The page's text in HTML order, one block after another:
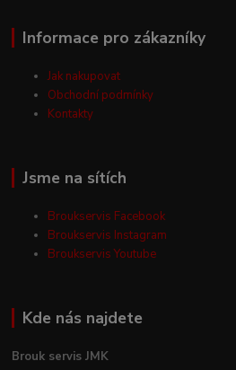
Informace pro zákazníky
Jak nakupovat
Obchodní podmínky
Kontakty
Jsme na sítích
Broukservis Facebook
Broukservis Instagram
Broukservis Youtube
Kde nás najdete
Brouk servis JMK